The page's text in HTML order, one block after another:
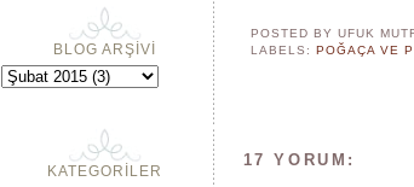
POSTED BY UFUK
LABELS:POĞAÇA VE
17 YORUM:
BLOG ARŞİVİ
KATEGORİLER